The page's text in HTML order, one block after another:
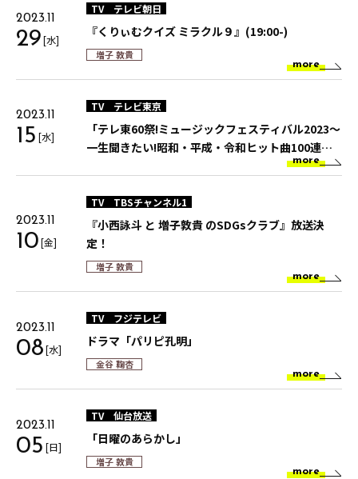
2023.11
29[水]
TV テレビ朝日
『くりぃむクイズ ミラクル９』(19:00-)
増子 敦貴
more
2023.11
15 [水]
TV テレビ東京
「テレ東60祭!ミュージックフェスティバル2023～
一生聞きたい!昭和・平成・令和ヒット曲100連発
more
2023.11
10[金]
TV TBSチャンネル1
『小西詠斗 と 増子敦貴 のSDGsクラブ』放送決
定！
増子 敦貴
more
2023.11
08[水]
TV フジテレビ
ドラマ「パリピ孔明」
金谷 鞠杏
more
2023.11
05 [日]
TV 仙台放送
「日曜のあらかし」
増子 敦貴
more